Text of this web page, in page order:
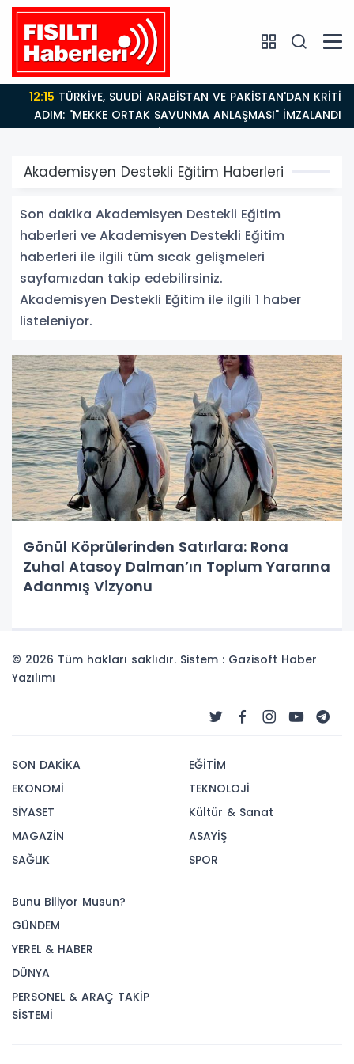
12:15TÜRKİYE, SUUDİ ARABİSTAN VE PAKİSTAN'DAN KRİTİK
ADIM: "MEKKE ORTAK SAVUNMA ANLAŞMASI" İMZALANDI!
Akademisyen Destekli Eğitim Haberleri
Son dakika Akademisyen Destekli Eğitim
haberleri ve Akademisyen Destekli Eğitim
haberleri ile ilgili tüm sıcak gelişmeleri
sayfamızdan takip edebilirsiniz.
Akademisyen Destekli Eğitim ile ilgili 1 haber
listeleniyor.
Gönül Köprülerinden Satırlara: Rona
Zuhal Atasoy Dalman’ın Toplum Yararına
Adanmış Vizyonu
© 2026 Tüm hakları saklıdır. Sistem : Gazisoft Haber
Yazılımı
SON DAKİKA
EKONOMİ
SİYASET
MAGAZİN
SAĞLIK
EĞİTİM
TEKNOLOJİ
Kültür & Sanat
ASAYİŞ
SPOR
Bunu Biliyor Musun?
GÜNDEM
YEREL & HABER
DÜNYA
PERSONEL & ARAÇ TAKİP
SİSTEMİ